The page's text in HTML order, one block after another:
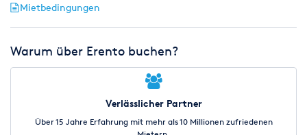
Mietbedingungen
Warum über Erento buchen?
Verlässlicher Partner
Über 15 Jahre Erfahrung mit mehr als 10 Millionen zufriedenen